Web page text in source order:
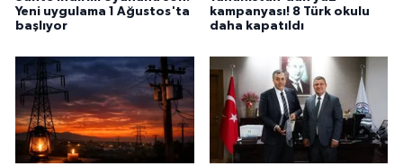
Yeni uygulama 1 Ağustos'ta
başlıyor
kampanyası! 8 Türk okulu
daha kapatıldı